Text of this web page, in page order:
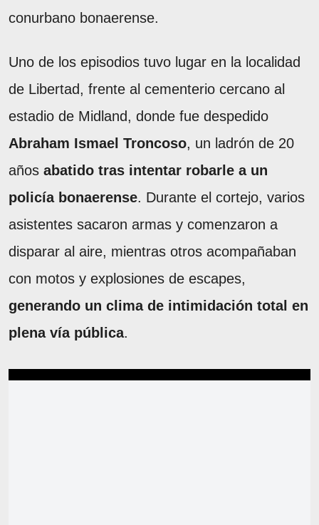
conurbano bonaerense.
Uno de los episodios tuvo lugar en la localidad
de Libertad, frente al cementerio cercano al
estadio de Midland, donde fue despedido
Abraham Ismael Troncoso, un ladrón de 20
años abatido tras intentar robarle a un
policía bonaerense. Durante el cortejo, varios
asistentes sacaron armas y comenzaron a
disparar al aire, mientras otros acompañaban
con motos y explosiones de escapes,
generando un clima de intimidación total en
plena vía pública.